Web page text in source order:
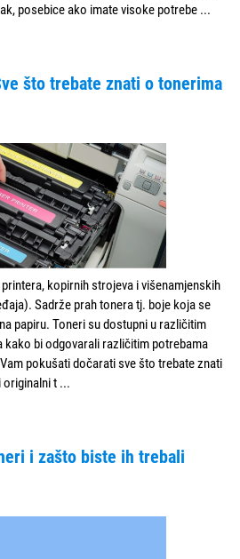
posebice ako imate visoke potrebe ...
što trebate znati o tonerima
kopirnih strojeva i višenamjenskih
Sadrže prah tonera tj. boje koja se
papiru. Toneri su dostupni u različitim
kako bi odgovarali različitim potrebama
pokušati dočarati sve što trebate znati
originalni t ...
i zašto biste ih trebali